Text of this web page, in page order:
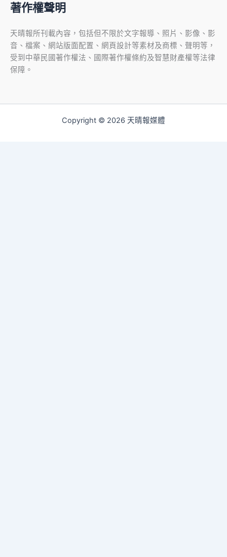
著作權聲明
天晴報所刊載內容，包括但不限於文字報導、照片、影像、影
音、檔案、網站版面配置、網頁設計等素材及商標、聲明等，
受到中華民國著作權法、國際著作權條約及智慧財產權等法律
保障。
Copyright © 2026 天晴報媒體